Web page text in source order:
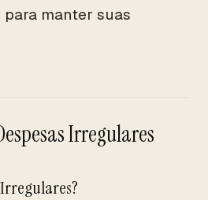
manter suas
Irregulares
Irregulares?